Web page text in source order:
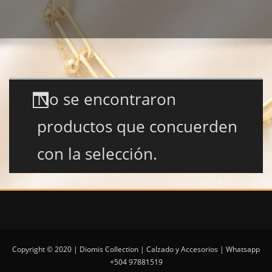
No se encontraron
productos que concuerden
con la selección.
Copyright © 2020 | Diomis Collection | Calzado y Accesorios | Whatsapp
+504 97881519